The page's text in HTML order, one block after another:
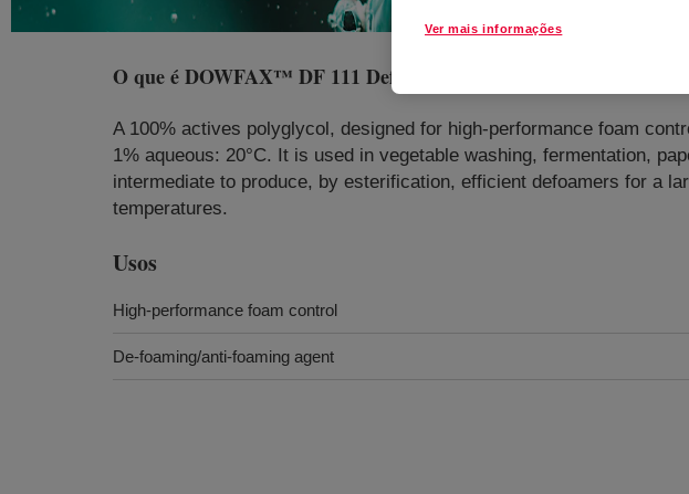
O que éDOWFAX™ DF 111 Defoamer
A 100% actives polyglycol, designed for high-performance foam
1% aqueous: 20°C. It is used in vegetable washing, fermentation,
intermediate to produce, by esterification, efficient defoamers for a
temperatures.
Usos
High-performance foam control
De-foaming/anti-foaming agent
Ver mais informações